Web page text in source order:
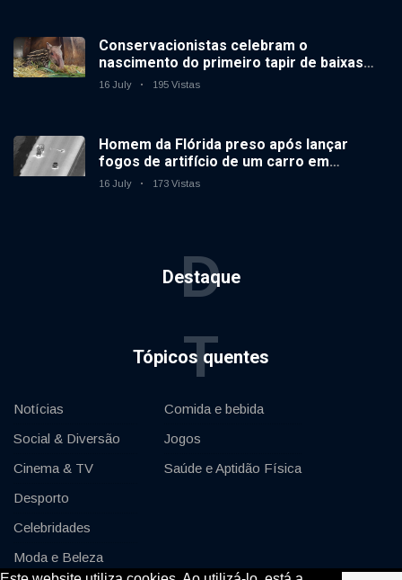
Conservacionistas celebram o
nascimento do primeiro tapir de baixas
terras no zoológico do Reino Unido em 14
16 July 195 Vistas
Homem da Flórida preso após lançar
fogos de artifício de um carro em
movimento
16 July 173 Vistas
Destaque
D
Tópicos quentes
T
Notícias
Social & Diversão
Cinema & TV
Desporto
Celebridades
Moda e Beleza
Comida e bebida
Jogos
Saúde e Aptidão Física